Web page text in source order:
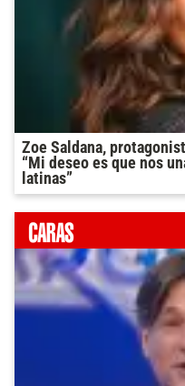
Zoe Saldana,
“Mi deseo es que nos
latinas”